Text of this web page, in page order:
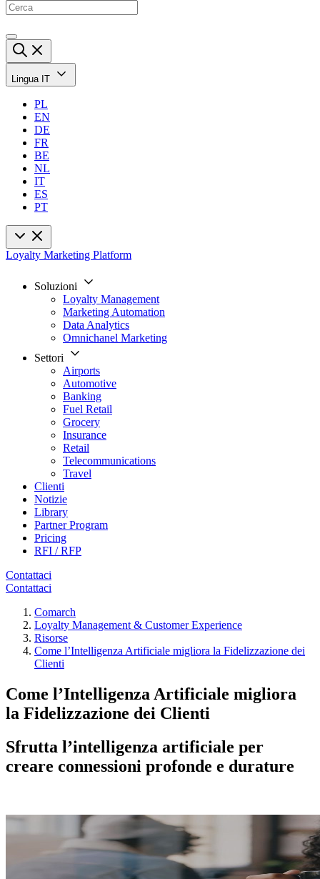
Lingua IT
PL
EN
DE
FR
BE
NL
IT
ES
PT
Loyalty Marketing Platform
Soluzioni
Loyalty Management
Marketing Automation
Data Analytics
Omnichanel Marketing
Settori
Airports
Automotive
Banking
Fuel Retail
Grocery
Insurance
Retail
Telecommunications
Travel
Clienti
Notizie
Library
Partner Program
Pricing
RFI / RFP
Contattaci
Contattaci
Comarch
Loyalty Management & Customer Experience
Risorse
Come l’Intelligenza Artificiale migliora la Fidelizzazione dei
Clienti
Come l’Intelligenza Artificiale migliora
la Fidelizzazione dei Clienti
Sfrutta l’intelligenza artificiale per
creare connessioni profonde e durature